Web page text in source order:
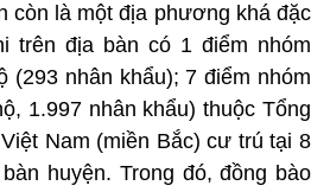
còn là một địa phương khá đặc
trên địa bàn có 1 điểm nhóm
(293 nhân khẩu); 7 điểm nhóm
1.997 nhân khẩu) thuộc Tổng
Nam (miền Bắc) cư trú tại 8
huyện. Trong đó, đồng bào